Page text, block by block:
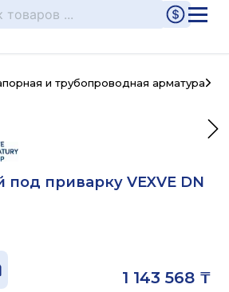
и трубопроводная арматура
приварку VEXVE DN
1 143 568 ₸